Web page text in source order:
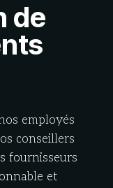
de
employés
conseillers
fournisseurs
et